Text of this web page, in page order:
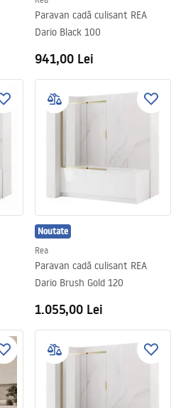
Paravan cadă culisant REA
Dario Black 100
941,00 Lei
Noutate
Rea
Paravan cadă culisant REA
Dario Brush Gold 120
1.055,00 Lei